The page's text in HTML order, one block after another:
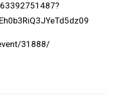
31888/